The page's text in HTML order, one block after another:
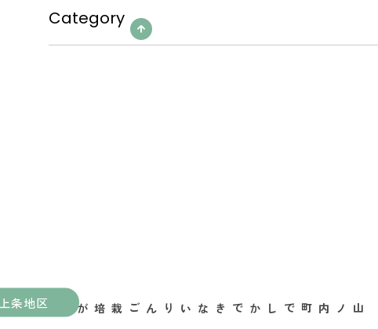
Category
条地区
山ノ内町でしかできないりんご栽培がある